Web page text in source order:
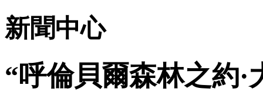
新聞中心
“呼倫貝爾森林之約·